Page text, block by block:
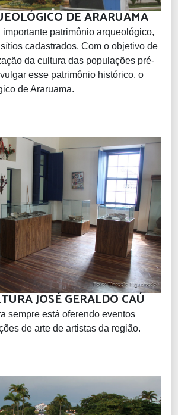
DE ARARUAMA
patrimônio arqueológico,
cadastrados. Com o objetivo de
da cultura das populações pré-
esse patrimônio histórico, o
de Araruama.
JOSÉ GERALDO CAÚ
sempre está oferendo eventos
de arte de artistas da região.